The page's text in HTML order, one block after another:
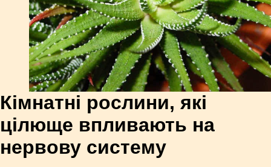
Кімнатні рослини, які
цілюще впливають на
нервову систему